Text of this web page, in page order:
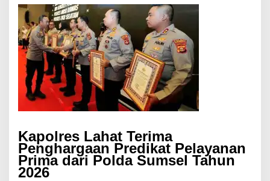
Kapolres Lahat Terima
Penghargaan Predikat Pelayanan
Prima dari Polda Sumsel Tahun
2026